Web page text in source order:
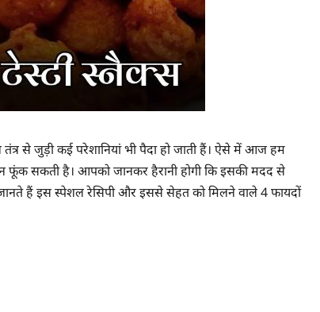
से जुड़ी कई परेशानियां भी पैदा हो जाती हैं। ऐसे में आज हम
सकती है। आपको जानकर हैरानी होगी कि इसकी मदद से
हैं इस स्पेशल रेसिपी और इससे सेहत को मिलने वाले 4 फायदों